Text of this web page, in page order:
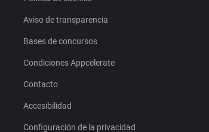
Aviso de transparencia
Bases de concursos
Condiciones Appcelerate
Contacto
Accesibilidad
Configuración de la privacidad